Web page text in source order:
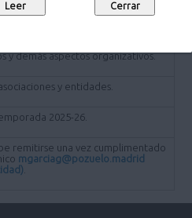
el cual el club/entidad
y demás aspectos organizativos.
y entidades.
2025-26.
remitirse una vez cumplimentado
mgarciag@pozuelo.madrid